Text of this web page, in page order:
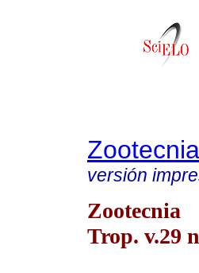
versión
Zootecnia
Trop. v.29